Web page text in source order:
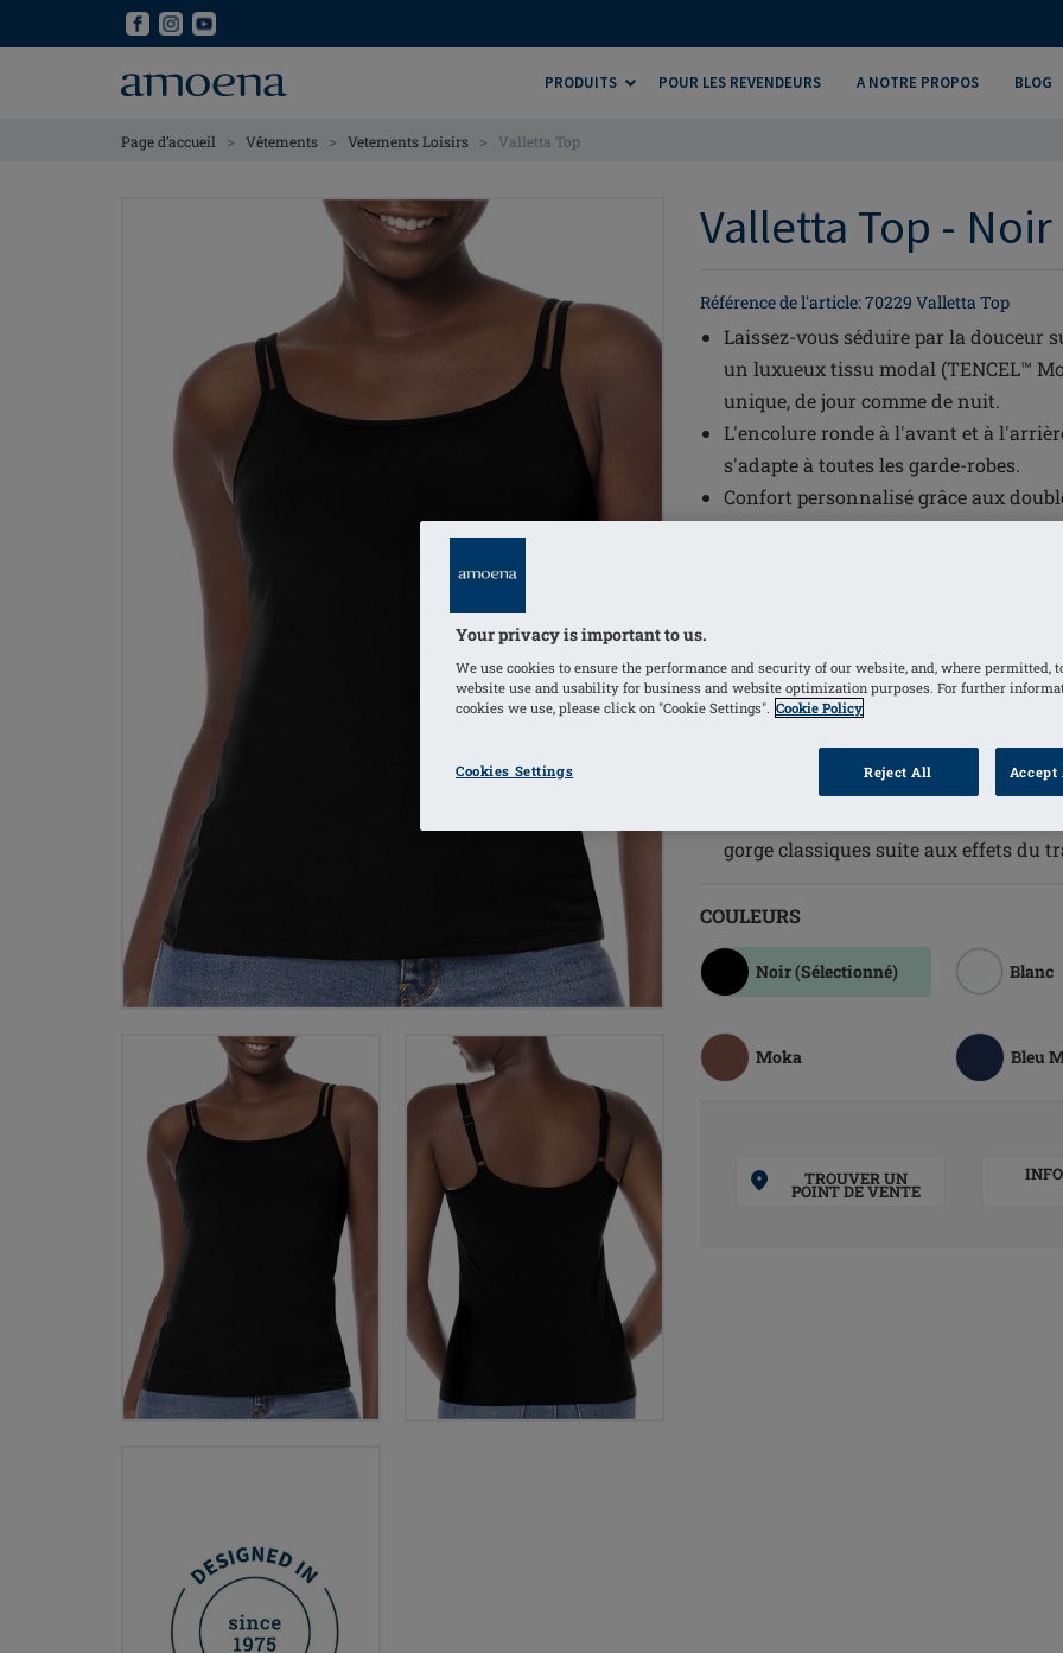
PRODUITS POUR LES REVENDEURS A NOTRE PROPOS BLOG
Page d’accueil > Vêtements > Vetements Loisirs > Valletta Top
Valletta Top - Noir
Référence de l'article: 70229 Valletta Top
Laissez-vous séduire par la douceur
un luxueux tissu modal (TENCEL™
unique, de jour comme de nuit.
L'encolure ronde à l'avant et à
s'adapte à toutes les garde-robes.
Confort personnalisé grâce aux
permettant de personnaliser la
Brassière avec poches intégrée et
maintenir une prothèse mammaire
Profitez d'un maintien invisible de
bande sous-poitrine courbée unique
confiance et sécurité.
Le Top Valletta vous permet de
long de la journée. L'élément
Convient parfaitement aux femmes
gorge classiques suite aux effets du
COULEURS
Noir(Sélectionné) Blanc
Moka Bleu
TROUVER UN
POINT DE VENTE
Your privacy is important to us.
We use cookies to ensure the performance and security of our website, and, where permitted,
website use and usability for business and website optimization purposes. For further
cookies we use, please click on "Cookie Settings". Cookie Policy
Cookies Settings Reject All Accept